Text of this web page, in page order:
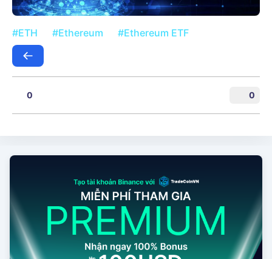
#ETH #Ethereum #Ethereum ETF
0 0